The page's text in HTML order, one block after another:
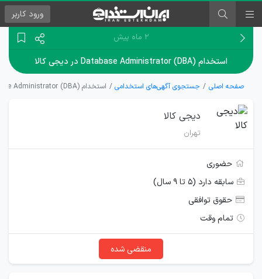
ورود کاربر
۲ ماه پیش
استخدام Database Administrator (DBA) در دیجی کالا
صفحه اصلی جستجوی آگهی‌های استخدامی استخدام Database Administrator (DBA) در دیجی کالا
دیجی کالا
تهران
حضوری
سابقه دارد (۵ تا ۹ سال)
حقوق توافقی
تمام وقت
منقضی شده